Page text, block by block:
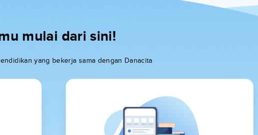
mulai dari sini!
yang bekerja sama dengan Danacita